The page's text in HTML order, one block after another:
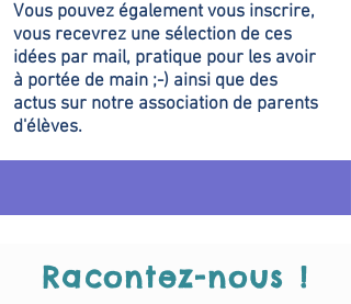
Vous pouvez également vous inscrire,
vous recevrez une sélection de ces
idées par mail, pratique pour les avoir
à portée de main ;-) ainsi que des
actus sur notre association de parents
d'élèves.
Racontez-nous !